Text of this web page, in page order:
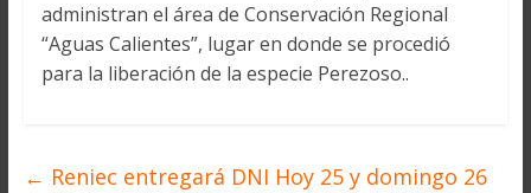
administran el área de Conservación Regional
“Aguas Calientes”, lugar en donde se procedió
para la liberación de la especie Perezoso..
← Reniec entregará DNI Hoy 25 y domingo 26